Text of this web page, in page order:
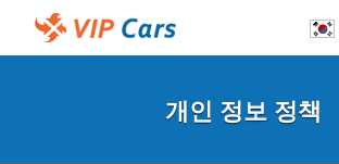
개인 정보 정책